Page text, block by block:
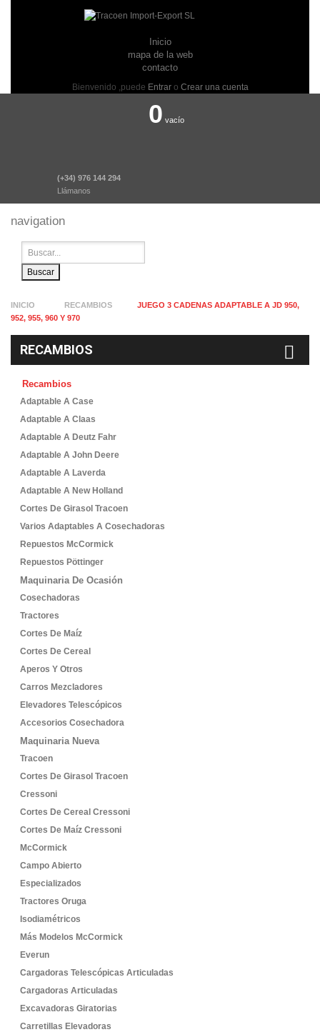
Inicio
mapa de la web
contacto
Bienvenido ,puede Entrar o Crear una cuenta
0 vacío
(+34) 976 144 294
Llámanos
navigation
Buscar
INICIO RECAMBIOS
JUEGO 3 CADENAS ADAPTABLE A JD 950,
952, 955, 960 Y 970
RECAMBIOS
Recambios
Adaptable A Case
Adaptable A Claas
Adaptable A Deutz Fahr
Adaptable A John Deere
Adaptable A Laverda
Adaptable A New Holland
Cortes De Girasol Tracoen
Varios Adaptables A Cosechadoras
Repuestos McCormick
Repuestos Pöttinger
Maquinaria De Ocasión
Cosechadoras
Tractores
Cortes De Maíz
Cortes De Cereal
Aperos Y Otros
Carros Mezcladores
Elevadores Telescópicos
Accesorios Cosechadora
Maquinaria Nueva
Tracoen
Cortes De Girasol Tracoen
Cressoni
Cortes De Cereal Cressoni
Cortes De Maíz Cressoni
McCormick
Campo Abierto
Especializados
Tractores Oruga
Isodiamétricos
Más Modelos McCormick
Everun
Cargadoras Telescópicas Articuladas
Cargadoras Articuladas
Excavadoras Giratorias
Carretillas Elevadoras